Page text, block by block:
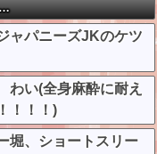
…
ャパニーズJKのケツ
い(全身麻酔に耐え
！！！)
堀、ショートスリー